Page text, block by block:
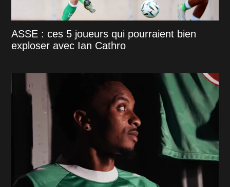
ASSE : ces 5 joueurs qui pourraient bien
exploser avec Ian Cathro